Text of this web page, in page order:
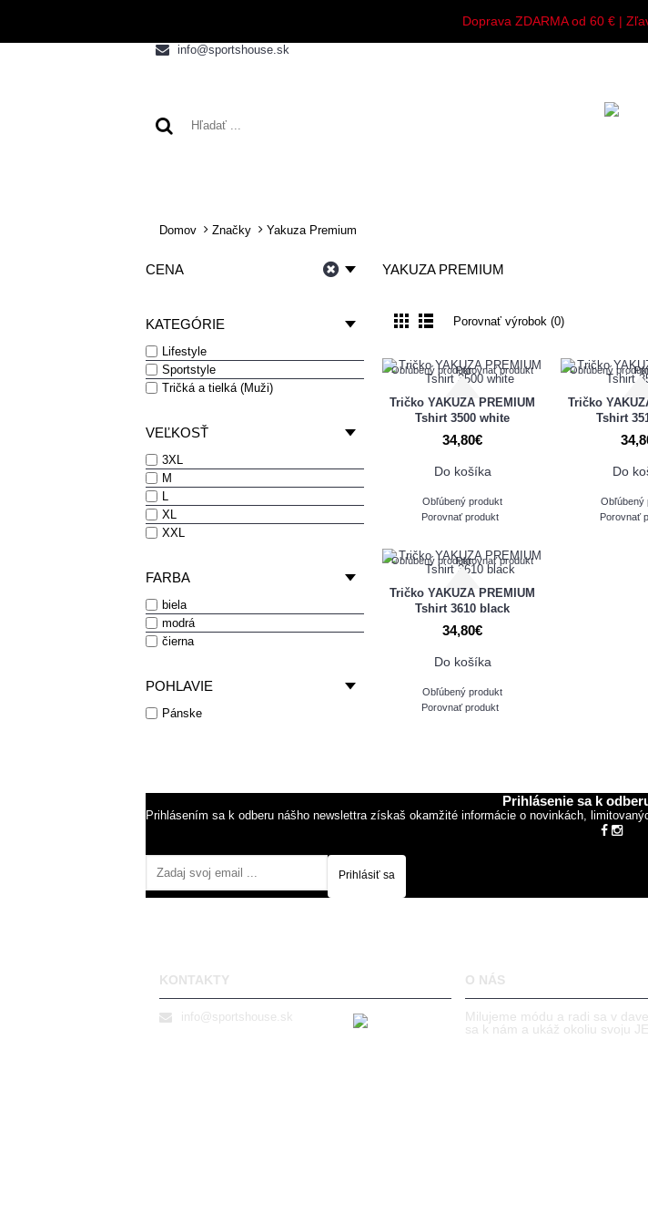
Doprava ZDARMA od 60 € |
info@sportshouse.sk
Domov Značky Yakuza Premium
CENA
KATEGÓRIE
Lifestyle
Sportstyle
Tričká a tielká (Muži)
VEĽKOSŤ
3XL
M
L
XL
XXL
FARBA
biela
modrá
čierna
POHLAVIE
Pánske
YAKUZA PREMIUM
Porovnať výrobok (0)
Obľúbený produktPorovnať produkt
Tričko YAKUZA PREMIUM
Tshirt 3500 white
34,80€
Do košíka
Obľúbený produkt
Porovnať produkt
Obľúbený
Tričko
Tshirt
Do
Obľúbený
Porovnať
Obľúbený produktPorovnať produkt
Tričko YAKUZA PREMIUM
Tshirt 3610 black
34,80€
Do košíka
Obľúbený produkt
Porovnať produkt
Prihlásenie sa k
Prihlásením sa k odberu nášho newslettra získaš okamžité informácie o novinkách,
Prihlásiť sa
KONTAKTY
info@sportshouse.sk
O NÁS
Milujeme módu a radi sa v
sa k nám a ukáž okoliu svoju